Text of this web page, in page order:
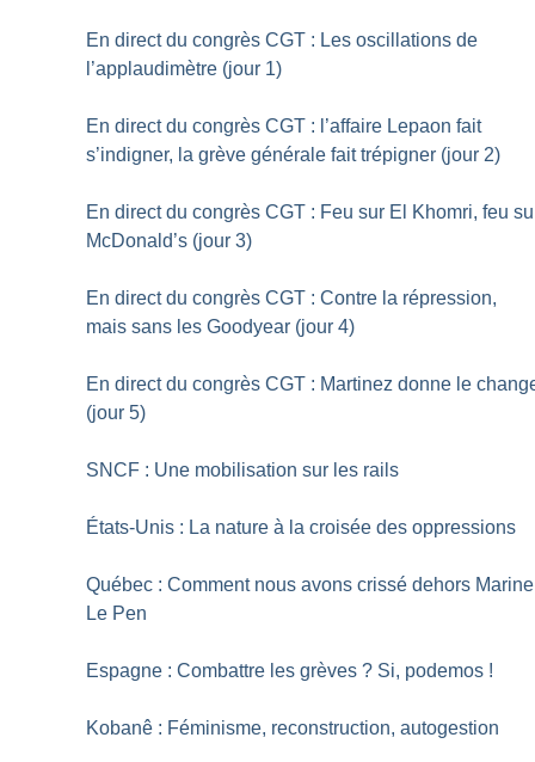
En direct du congrès CGT : Les oscillations de
l’applaudimètre (jour 1)
En direct du congrès CGT : l’affaire Lepaon fait
s’indigner, la grève générale fait trépigner (jour 2)
En direct du congrès CGT : Feu sur El Khomri, feu
McDonald’s (jour 3)
En direct du congrès CGT : Contre la répression,
mais sans les Goodyear (jour 4)
En direct du congrès CGT : Martinez donne le
(jour 5)
SNCF : Une mobilisation sur les rails
États-Unis : La nature à la croisée des oppressions
Québec : Comment nous avons crissé dehors Marine
Le Pen
Espagne : Combattre les grèves ? Si, podemos !
Kobanê : Féminisme, reconstruction, autogestion